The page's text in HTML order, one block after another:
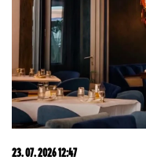
03. 08. 2026 13:23
Hibrid broj 1 koji
akcijskoj ceni od